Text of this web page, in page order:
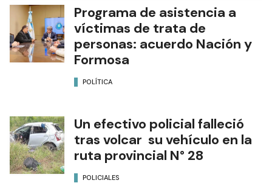
Programa de asistencia a
víctimas de trata de
personas: acuerdo Nación y
Formosa
POLÍTICA
Un efectivo policial falleció
tras volcar su vehículo en la
ruta provincial N° 28
POLICIALES